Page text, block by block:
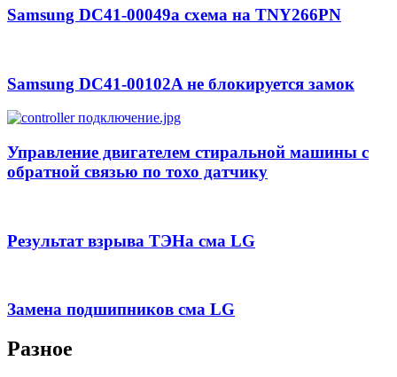
Samsung DC41-00049a схема на TNY266PN
Samsung DC41-00102A не блокируется замок
Управление двигателем стиральной машины с
обратной связью по тохо датчику
Результат взрыва ТЭНа сма LG
Замена подшипников сма LG
Разное